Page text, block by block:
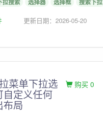
拉搜索 选择器 选择框 搜索下拉
更新日期：2026-05-20
菜单下拉选
定义任何
布局
购买 0